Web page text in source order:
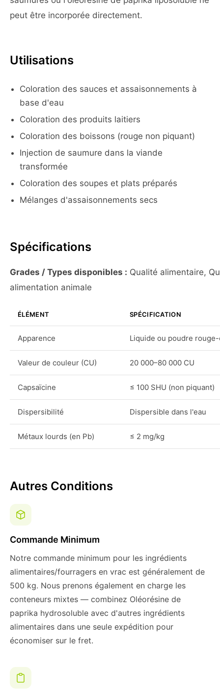
peut être incorporée directement.
Utilisations
Coloration des sauces et assaisonnements à
base d'eau
Coloration des produits laitiers
Coloration des boissons (rouge non piquant)
Injection de saumure dans la viande
transformée
Coloration des soupes et plats préparés
Mélanges d'assaisonnements secs
Spécifications
Grades / Types disponibles : Qualité alimentaire,
alimentation animale
ÉLÉMENT SPÉCIFICATION
Apparence Liquide ou poudre
Valeur de couleur (CU) 20 000–80 000 CU
Capsaïcine ≤ 100 SHU (non piquant)
Dispersibilité Dispersible dans l'eau
Métaux lourds (en Pb) ≤ 2 mg/kg
Autres Conditions
Commande Minimum
Notre commande minimum pour les ingrédients
alimentaires/fourragers en vrac est généralement de
500 kg. Nous prenons également en charge les
conteneurs mixtes — combinez Oléorésine de
paprika hydrosoluble avec d'autres ingrédients
alimentaires dans une seule expédition pour
économiser sur le fret.